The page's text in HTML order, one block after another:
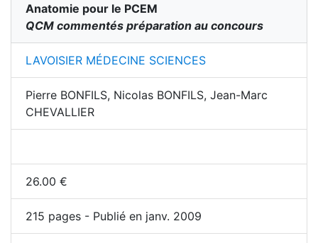
Anatomie pour le PCEM
QCM commentés préparation au concours
LAVOISIER MÉDECINE SCIENCES
Pierre BONFILS, Nicolas BONFILS, Jean-Marc
CHEVALLIER
26.00 €
215 pages - Publié en janv. 2009